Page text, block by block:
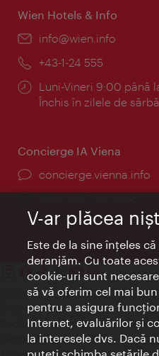
Wien Hotels & Info
E-
info@wien.info
Telefon:
+43-1-24 555
Program:
Luni-Vineri 9:00 până
Închis în zilele de
Concierge IA Viena
concierge.vienna.info
Contact
Credits
Declaraţie privind protecţia datelor
Terms of Use
V-ar plăcea
Este de la sine înţeles
deranjăm. Cu toate
cookie-uri sunt
să vă oferim cel mai
pentru a asigura
Internet, evaluărilor şi
la interesele dvs. Dacă